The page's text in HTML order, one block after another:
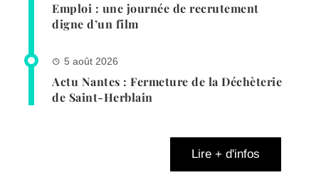
Emploi : une journée de recrutement
digne d’un film
5 août 2026
Actu Nantes : Fermeture de la Déchèterie
de Saint-Herblain
Lire + d'infos